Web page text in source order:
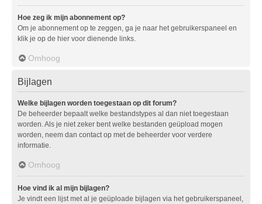
Hoe zeg ik mijn abonnement op?
Om je abonnement op te zeggen, ga je naar het gebruikerspaneel en
klik je op de hier voor dienende links.
Omhoog
Bijlagen
Welke bijlagen worden toegestaan op dit forum?
De beheerder bepaalt welke bestandstypes al dan niet toegestaan
worden. Als je niet zeker bent welke bestanden geüpload mogen
worden, neem dan contact op met de beheerder voor verdere
informatie.
Omhoog
Hoe vind ik al mijn bijlagen?
Je vindt een lijst met al je geüploade bijlagen via het gebruikerspaneel,